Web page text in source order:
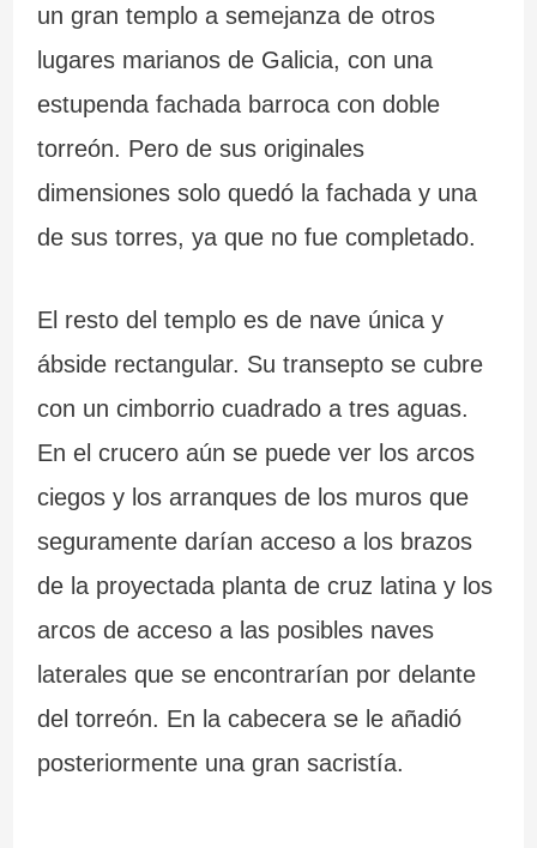
un gran templo a semejanza de otros
lugares marianos de Galicia, con una
estupenda fachada barroca con doble
torreón. Pero de sus originales
dimensiones solo quedó la fachada y una
de sus torres, ya que no fue completado.
El resto del templo es de nave única y
ábside rectangular. Su transepto se cubre
con un cimborrio cuadrado a tres aguas.
En el crucero aún se puede ver los arcos
ciegos y los arranques de los muros que
seguramente darían acceso a los brazos
de la proyectada planta de cruz latina y los
arcos de acceso a las posibles naves
laterales que se encontrarían por delante
del torreón. En la cabecera se le añadió
posteriormente una gran sacristía.